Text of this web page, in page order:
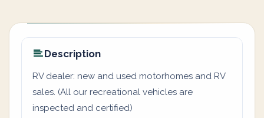
Description
RV dealer: new and used motorhomes and RV
sales. (All our recreational vehicles are
inspected and certified)